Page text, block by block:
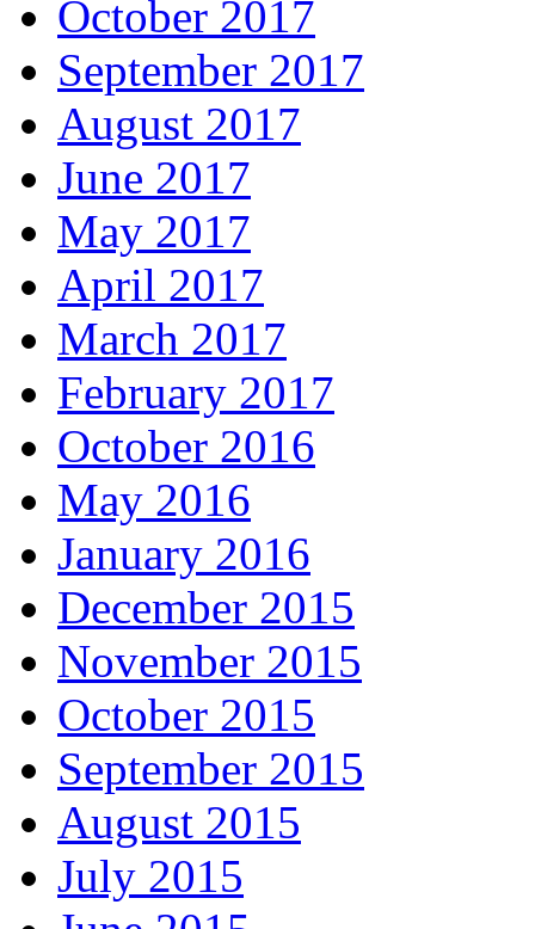
October 2017
September 2017
August 2017
June 2017
May 2017
April 2017
March 2017
February 2017
October 2016
May 2016
January 2016
December 2015
November 2015
October 2015
September 2015
August 2015
July 2015